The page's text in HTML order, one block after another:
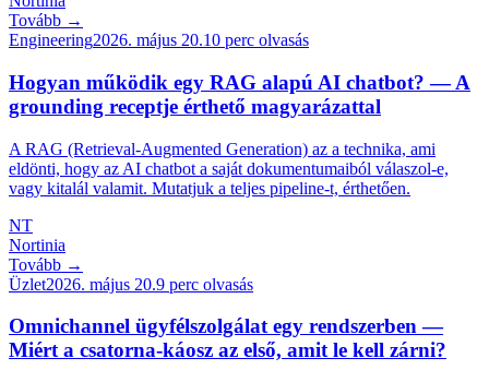
Tovább →
Engineering2026. május 20.10 perc olvasás
Hogyan működik egy RAG alapú AI chatbot? — A
grounding receptje érthető magyarázattal
A RAG (Retrieval-Augmented Generation) az a technika, ami
eldönti, hogy az AI chatbot a saját dokumentumaiból válaszol-e,
vagy kitalál valamit. Mutatjuk a teljes pipeline-t, érthetően.
NT
Nortinia
Tovább →
Üzlet2026. május 20.9 perc olvasás
Omnichannel ügyfélszolgálat egy rendszerben —
Miért a csatorna-káosz az első, amit le kell zárni?